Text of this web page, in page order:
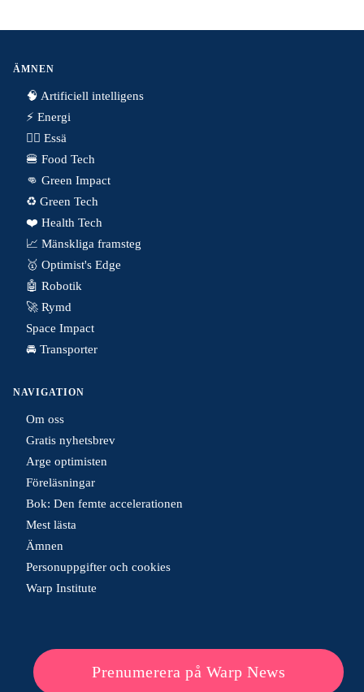
ÄMNEN
🧠 Artificiell intelligens
⚡️ Energi
✍🏼 Essä
🍔 Food Tech
👊 Green Impact
♻️ Green Tech
❤️ Health Tech
📈 Mänskliga framsteg
🥇 Optimist's Edge
🤖 Robotik
🚀 Rymd
Space Impact
🚘 Transporter
NAVIGATION
Om oss
Gratis nyhetsbrev
Arge optimisten
Föreläsningar
Bok: Den femte accelerationen
Mest lästa
Ämnen
Personuppgifter och cookies
Warp Institute
Prenumerera på Warp News